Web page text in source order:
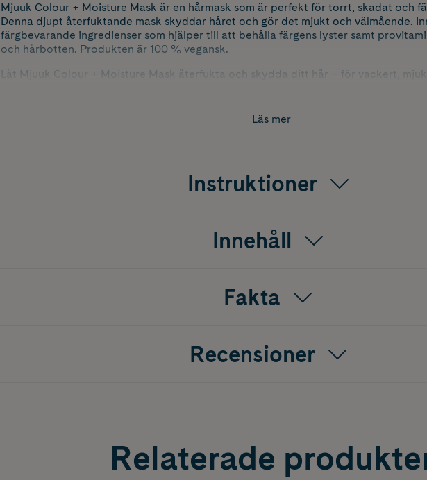
Mjuuk Colour + Moisture Mask är en hårmask som är perfekt för torrt, skadat och
Denna djupt återfuktande mask skyddar håret och gör det mjukt och välmående.
färgbevarande ingredienser som hjälper till att behålla färgens lyster samt
och hårbotten. Produkten är 100 % vegansk.
Låt Mjuuk Colour + Moisture Mask återfukta och skydda ditt hår – för vackert,
Läs mer
Instruktioner
Innehåll
Fakta
Recensioner
Relaterade